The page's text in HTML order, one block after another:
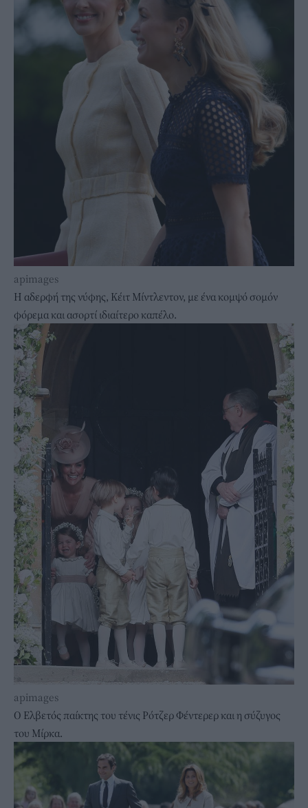
apimages
Η αδερφή της νύφης, Κέιτ Μίντλεντον, με ένα κομψό σομόν
φόρεμα και ασορτί ιδιαίτερο καπέλο.
apimages
Ο Ελβετός παίκτης του τένις Ρότζερ Φέντερερ και η σύζυγος
του Μίρκα.